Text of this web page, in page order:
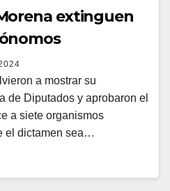
extinguen
a mostrar su
de Diputados y aprobaron el
a siete organismos
el dictamen sea…